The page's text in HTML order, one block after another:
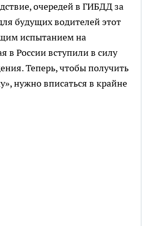
очередей в ГИБДД за
будущих водителей этот
испытанием на
в России вступили в силу
Теперь, чтобы получить
нужно вписаться в крайне